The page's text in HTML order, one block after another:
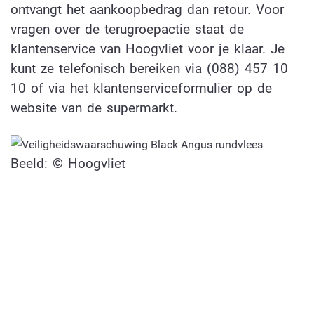
ontvangt het aankoopbedrag dan retour. Voor
vragen over de terugroepactie staat de
klantenservice van Hoogvliet voor je klaar. Je
kunt ze telefonisch bereiken via (088) 457 10
10 of via het klantenserviceformulier op de
website van de supermarkt.
Beeld: © Hoogvliet